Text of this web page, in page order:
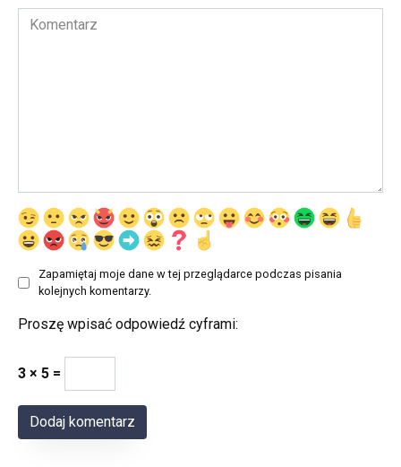
Komentarz
Zapamiętaj moje dane w tej przeglądarce podczas pisania
kolejnych komentarzy.
Proszę wpisać odpowiedź cyframi:
3 × 5 =